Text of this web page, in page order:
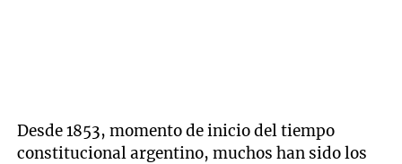
Desde 1853, momento de inicio del tiempo
constitucional argentino, muchos han sido los